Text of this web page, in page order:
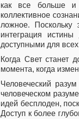
как все больше и
коллективное
ложное. Поскольку
интеграция
доступными для
Когда Свет станет
момента, когда
Человеческий
человеческом
идей бесплоден,
Доступ к более